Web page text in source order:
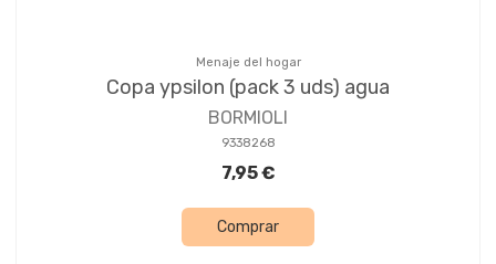
Menaje del hogar
Copa ypsilon (pack 3 uds) agua
BORMIOLI
9338268
7,95 €
Comprar